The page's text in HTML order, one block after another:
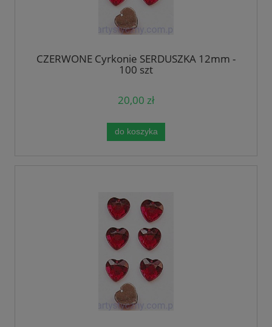
CZERWONE Cyrkonie SERDUSZKA 12mm -
100 szt
20,00 zł
do koszyka